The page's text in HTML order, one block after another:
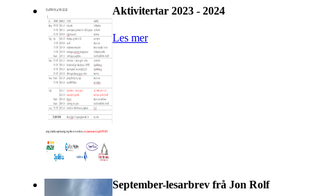
Aktivitertar 2023 - 2024
Les mer
September-lesarbrev frå Jon Rolf